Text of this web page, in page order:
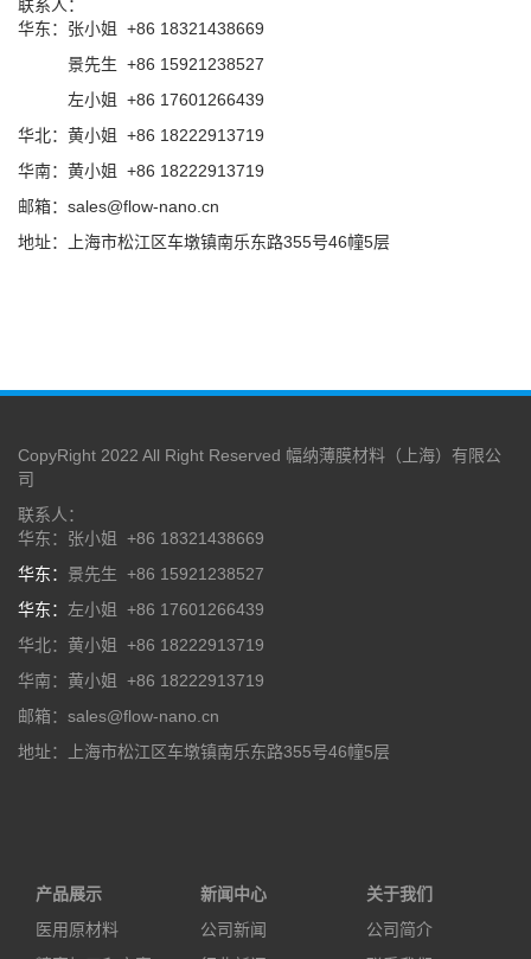
联系人：
华东：张小姐 +86 18321438669
景先生 +86 15921238527
左小姐 +86 17601266439
华北：黄小姐 +86 18222913719
华南：黄小姐 +86 18222913719
邮箱：sales@flow-nano.cn
地址：上海市松江区车墩镇南乐东路355号46幢5层
CopyRight 2022 All Right Reserved 幅纳薄膜材料（上海）有限公
司
联系人：
华东：张小姐 +86 18321438669
华东： 景先生 +86 15921238527
华东： 左小姐 +86 17601266439
华北：黄小姐 +86 18222913719
华南：黄小姐 +86 18222913719
邮箱：sales@flow-nano.cn
地址：上海市松江区车墩镇南乐东路355号46幢5层
产品展示
医用原材料
新闻中心
公司新闻
关于我们
公司简介